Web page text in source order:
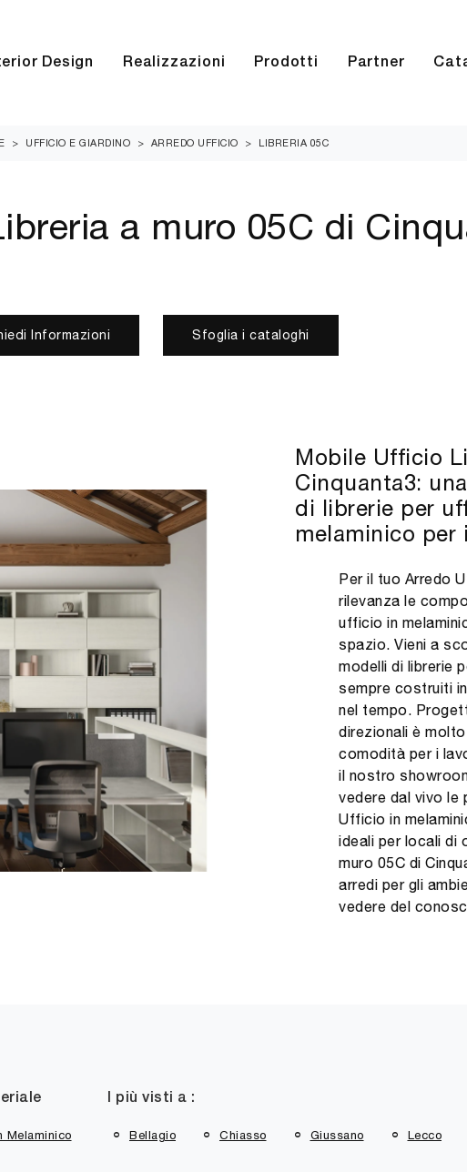
Design Realizzazioni Prodotti Partner
> UFFICIO E GIARDINO > ARREDO UFFICIO > LIBRERIA 05C
a muro 05C di
Informazioni Sfoglia i cataloghi
Mobile Ufficio
Cinquanta3:
di librerie per
melaminico
Per il tuo Arredo
rilevanza le
ufficio in
spazio. Vieni a
modelli di librerie
sempre costruiti
nel tempo.
direzionali è
comodità per i
il nostro
vedere dal vivo le
Ufficio in
ideali per locali di
muro 05C di
arredi per gli
vedere del
Melaminico
I più visti a :
Bellagio Chiasso Giussano Lecco